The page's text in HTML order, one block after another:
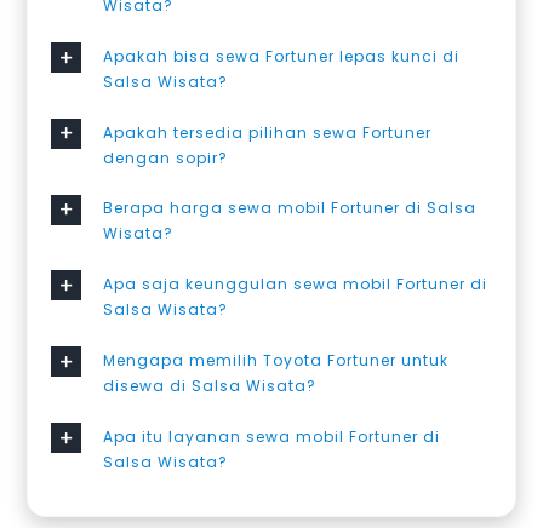
Wisata?
Apakah bisa sewa Fortuner lepas kunci di
Salsa Wisata?
Apakah tersedia pilihan sewa Fortuner
dengan sopir?
Berapa harga sewa mobil Fortuner di Salsa
Wisata?
Apa saja keunggulan sewa mobil Fortuner di
Salsa Wisata?
Mengapa memilih Toyota Fortuner untuk
disewa di Salsa Wisata?
Apa itu layanan sewa mobil Fortuner di
Salsa Wisata?